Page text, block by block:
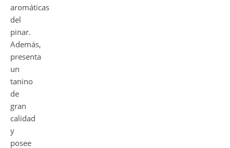
aromáticas
del
pinar.
Además,
presenta
un
tanino
de
gran
calidad
y
posee